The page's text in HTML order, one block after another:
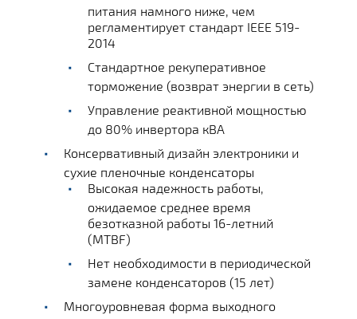
питания намного ниже, чем
регламентирует стандарт IEEE 519-
2014
Стандартное рекуперативное
торможение (возврат энергии в сеть)
Управление реактивной мощностью
до 80% инвертора кВА
Консервативный дизайн электроники и
сухие пленочные конденсаторы
Высокая надежность работы,
ожидаемое среднее время
безотказной работы 16-летний
(MTBF)
Нет необходимости в периодической
замене конденсаторов (15 лет)
Многоуровневая форма выходного